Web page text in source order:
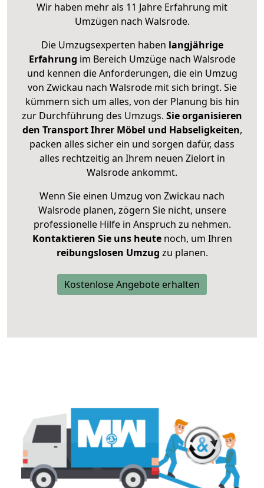
Wir haben mehr als 11 Jahre Erfahrung mit
Umzügen nach Walsrode.
Die Umzugsexperten haben langjährige
Erfahrung im Bereich Umzüge nach Walsrode
und kennen die Anforderungen, die ein Umzug
von Zwickau nach Walsrode mit sich bringt. Sie
kümmern sich um alles, von der Planung bis hin
zur Durchführung des Umzugs. Sie organisieren
den Transport Ihrer Möbel und Habseligkeiten,
packen alles sicher ein und sorgen dafür, dass
alles rechtzeitig an Ihrem neuen Zielort in
Walsrode ankommt.
Wenn Sie einen Umzug von Zwickau nach
Walsrode planen, zögern Sie nicht, unsere
professionelle Hilfe in Anspruch zu nehmen.
Kontaktieren Sie uns heutenoch, um Ihren
reibungslosen Umzug zu planen.
Kostenlose Angebote erhalten